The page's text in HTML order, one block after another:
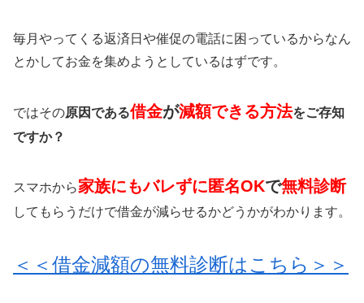
毎月やってくる返済日や催促の電話に困っているからなん
とかしてお金を集めようとしているはずです。
ではその原因である借金が減額できる方法をご存知
ですか？
スマホから家族にもバレずに匿名OKで無料診断
してもらうだけで借金が減らせるかどうかがわかります。
＜＜借金減額の無料診断はこちら＞＞